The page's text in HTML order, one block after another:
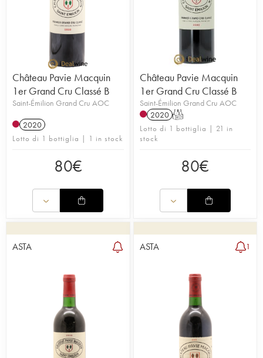
Château Pavie Macquin
1er Grand Cru Classé B
Saint-Émilion Grand Cru AOC
2020
Lotto di 1 bottiglia | 1 in stock
80€
Château Pavie Macquin
1er Grand Cru Classé B
Saint-Émilion Grand Cru AOC
2020 T
Lotto di 1 bottiglia | 21 in
stock
80€
ASTA ASTA 1